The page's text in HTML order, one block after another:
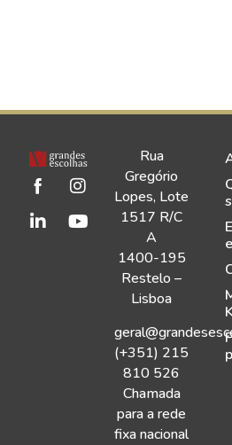
Rua
Gregório
Lopes, Lote
1517 R/C
A
1400-195
Restelo –
Lisboa
(+351) 215
810 526
Chamada
para a rede
fixa nacional